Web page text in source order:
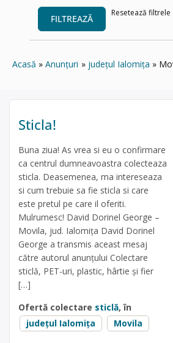
FILTREAZĂ
Resetează filtrele
Acasă Anunțuri județul Ialomița
Sticla!
Buna ziua! As vrea si eu o confirmare
ca centrul dumneavoastra colecteaza
sticla. Deasemenea, ma intereseaza
si cum trebuie sa fie sticla si care
este pretul pe care il oferiti.
Mulrumesc! David Dorinel George –
Movila, jud. Ialomița David Dorinel
George a transmis aceast mesaj
către autorul anunțului Colectare
sticlă, PET-uri, plastic, hârtie și fier
[…]
Ofertă colectare sticlă, în
județul Ialomița
Movila